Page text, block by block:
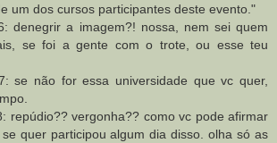
um dos cursos participantes deste evento."
denegrir a imagem?! nossa, nem sei quem
se foi a gente com o trote, ou esse teu
se não for essa universidade que vc quer,
repúdio?? vergonha?? como vc pode afirmar
quer participou algum dia disso. olha só as